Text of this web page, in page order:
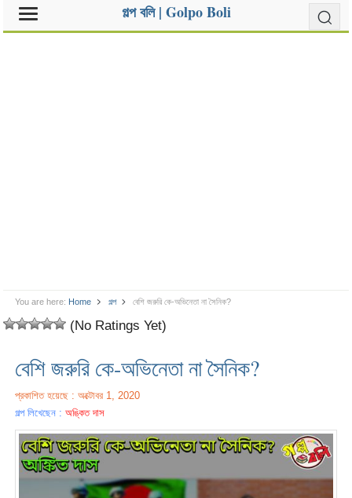
গল্প বলি | Golpo Boli
You are here: Home গল্প বেশি জরুরি কে-অভিনেতা না সৈনিক?
(No Ratings Yet)
বেশি জরুরি কে-অভিনেতা না সৈনিক?
প্রকাশিত হয়েছে : অক্টোবর 1, 2020
গল্প লিখেছেন :অঙ্কিত দাস